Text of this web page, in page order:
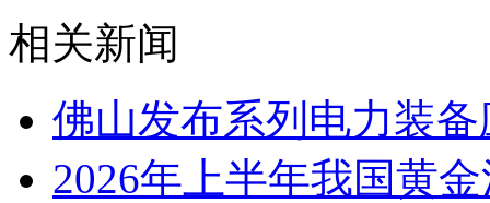
相关新闻
佛山发布系列电力装
2026年上半年我国黄